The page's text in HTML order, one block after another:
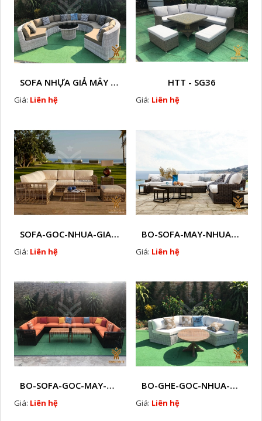
SOFA NHỰA GIẢ MÂY HTT - SG7
Giá: Liên hệ
HTT - SG36
Giá: Liên hệ
SOFA-GOC-NHUA-GIA-MAY-HTT - SG2
Giá: Liên hệ
BO-SOFA-MAY-NHUA-HTT - SG1
Giá: Liên hệ
BO-SOFA-GOC-MAY-NHUA-HTT - SG5
Giá: Liên hệ
BO-GHE-GOC-NHUA-MAY-HTT - SG4
Giá: Liên hệ